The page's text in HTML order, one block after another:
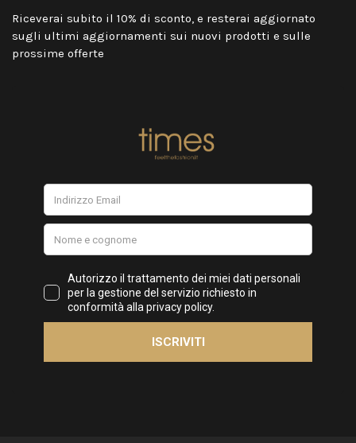
Riceverai subito il 10% di sconto, e resterai aggiornato
sugli ultimi aggiornamenti sui nuovi prodotti e sulle
prossime offerte